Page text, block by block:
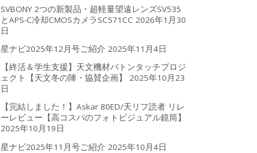
SVBONY 2つの新製品・超軽量望遠レンズSV535
とAPS-C冷却CMOSカメラSC571CC 2026年1月30
日
星ナビ2025年12月号ご紹介 2025年11月4日
【終活＆学生支援】天文機材バトンタッチプロジ
ェクト【天文冬の陣・協賛企画】
2025年10月23
日
【完結しました！】Askar 80ED/天リフ読者 リレ
ーレビュー【高コスパのフォトビジュアル鏡筒】
2025年10月19日
星ナビ2025年11月号ご紹介 2025年10月4日